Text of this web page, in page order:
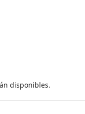
disponibles.